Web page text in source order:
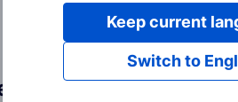
Deutsch
Agentur in
Switch to
Keep current